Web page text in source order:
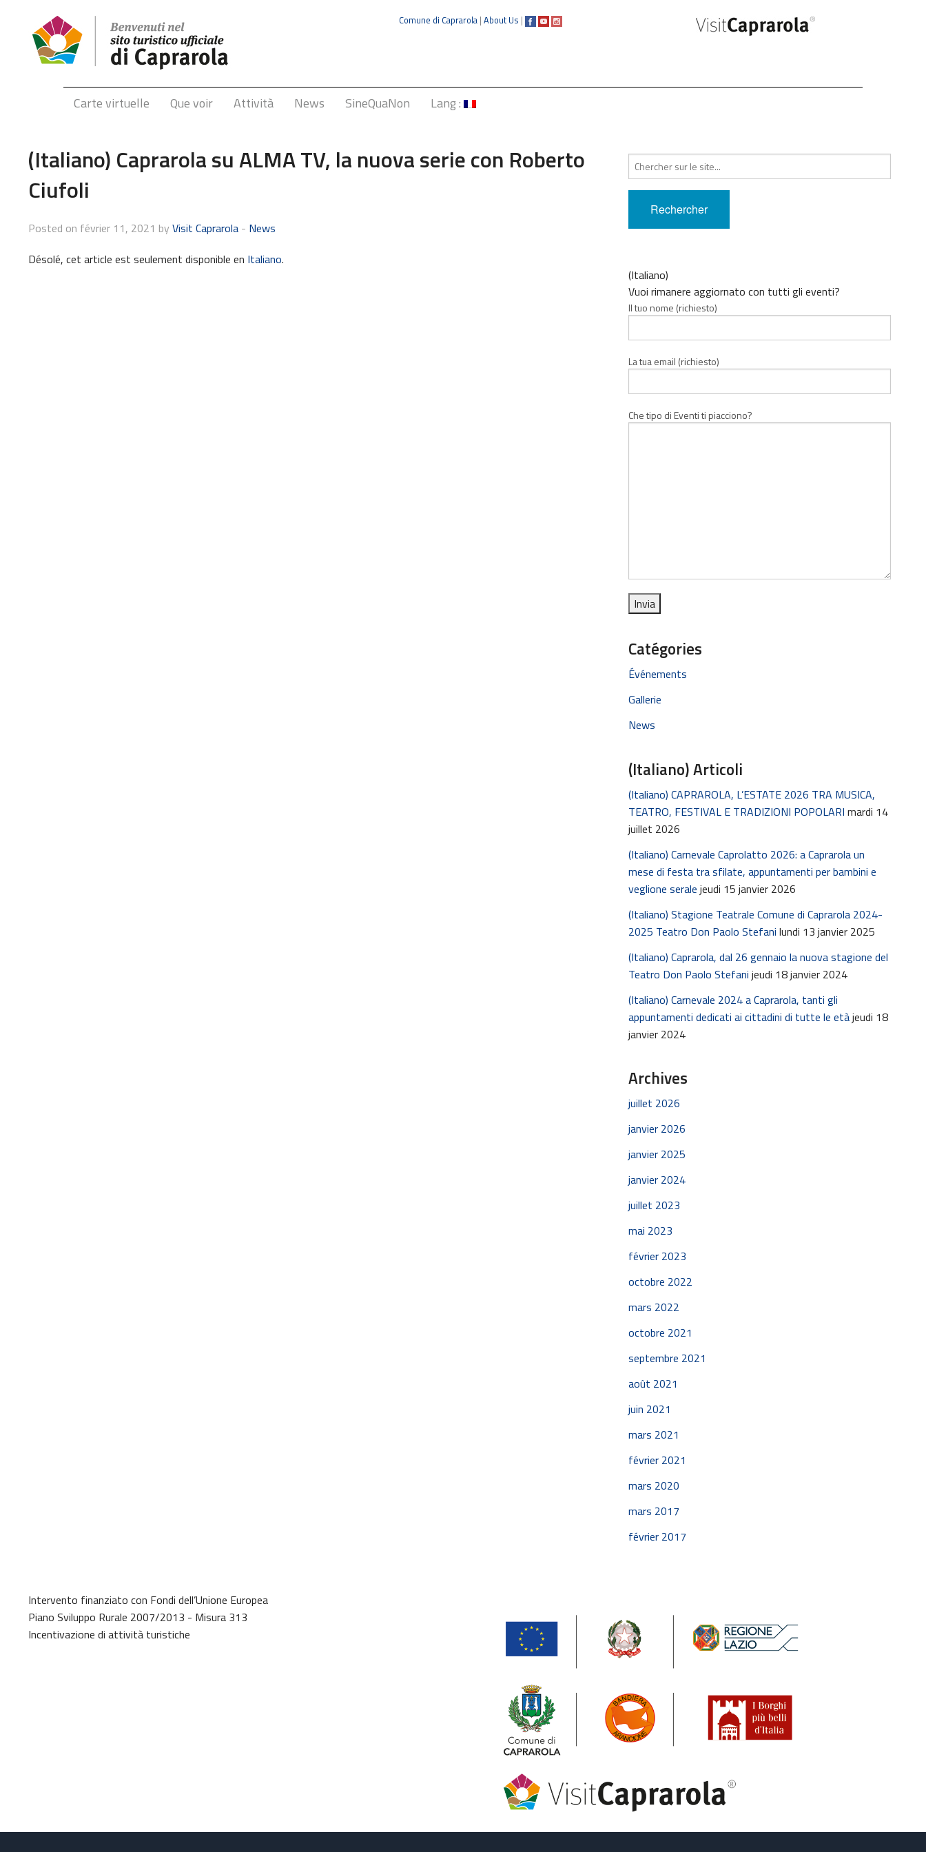
Comune di Caprarola |About Us |
Carte virtuelle Que voir Attività News SineQuaNon
Lang :
English
(Italiano) Caprarola su ALMA TV, la nuova serie con Roberto
Ciufoli
Posted on février 11, 2021 by Visit Caprarola- News
Désolé, cet article est seulement disponible en Italiano.
Recherche
pour
:
(Italiano)
Vuoi rimanere aggiornato con tutti gli eventi?
Il tuo nome (richiesto)
La tua email (richiesto)
Che tipo di Eventi ti piacciono?
Catégories
Événements
Gallerie
News
(Italiano) Articoli
(Italiano) CAPRAROLA, L’ESTATE 2026 TRA MUSICA,
TEATRO, FESTIVAL E TRADIZIONI POPOLARI mardi 14
juillet 2026
(Italiano) Carnevale Caprolatto 2026: a Caprarola un
mese di festa tra sfilate, appuntamenti per bambini e
veglione serale jeudi 15 janvier 2026
(Italiano) Stagione Teatrale Comune di Caprarola 2024-
2025 Teatro Don Paolo Stefani lundi 13 janvier 2025
(Italiano) Caprarola, dal 26 gennaio la nuova stagione del
Teatro Don Paolo Stefani jeudi 18 janvier 2024
(Italiano) Carnevale 2024 a Caprarola, tanti gli
appuntamenti dedicati ai cittadini di tutte le etàjeudi 18
janvier 2024
Archives
juillet 2026
janvier 2026
janvier 2025
janvier 2024
juillet 2023
mai 2023
février 2023
octobre 2022
mars 2022
octobre 2021
septembre 2021
août 2021
juin 2021
mars 2021
février 2021
mars 2020
mars 2017
février 2017
Intervento finanziato con Fondi dell’Unione Europea
Piano Sviluppo Rurale 2007/2013 - Misura 313
Incentivazione di attività turistiche